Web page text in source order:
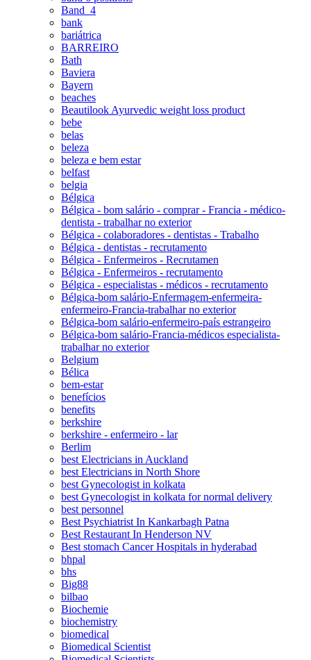
Band_4
bank
bariátrica
BARREIRO
Bath
Baviera
Bayern
beaches
Beautilook Ayurvedic weight loss product
bebe
belas
beleza
beleza e bem estar
belfast
belgia
Bélgica
Bélgica - bom salário - comprar - Francia - médico-
dentista - trabalhar no exterior
Bélgica - colaboradores - dentistas - Trabalho
Bélgica - dentistas - recrutamento
Bélgica - Enfermeiros - Recrutamen
Bélgica - Enfermeiros - recrutamento
Bélgica - especialistas - médicos - recrutamento
Bélgica-bom salário-Enfermagem-enfermeira-
enfermeiro-Francia-trabalhar no exterior
Bélgica-bom salário-enfermeiro-país estrangeiro
Bélgica-bom salário-Francia-médicos especialista-
trabalhar no exterior
Belgium
Bélica
bem-estar
benefícios
benefits
berkshire
berkshire - enfermeiro - lar
Berlim
best Electricians in Auckland
best Electricians in North Shore
best Gynecologist in kolkata
best Gynecologist in kolkata for normal delivery
best personnel
Best Psychiatrist In Kankarbagh Patna
Best Restaurant In Henderson NV
Best stomach Cancer Hospitals in hyderabad
bhpal
bhs
Big88
bilbao
Biochemie
biochemistry
biomedical
Biomedical Scientist